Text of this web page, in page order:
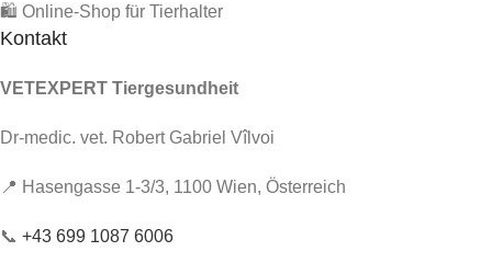
🛍️ Online-Shop für Tierhalter
Kontakt
VETEXPERT Tiergesundheit
Dr-medic. vet. Robert Gabriel Vîlvoi
📍 Hasengasse 1-3/3, 1100 Wien, Österreich
📞 +43 699 1087 6006